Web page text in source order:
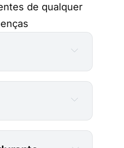
de qualquer